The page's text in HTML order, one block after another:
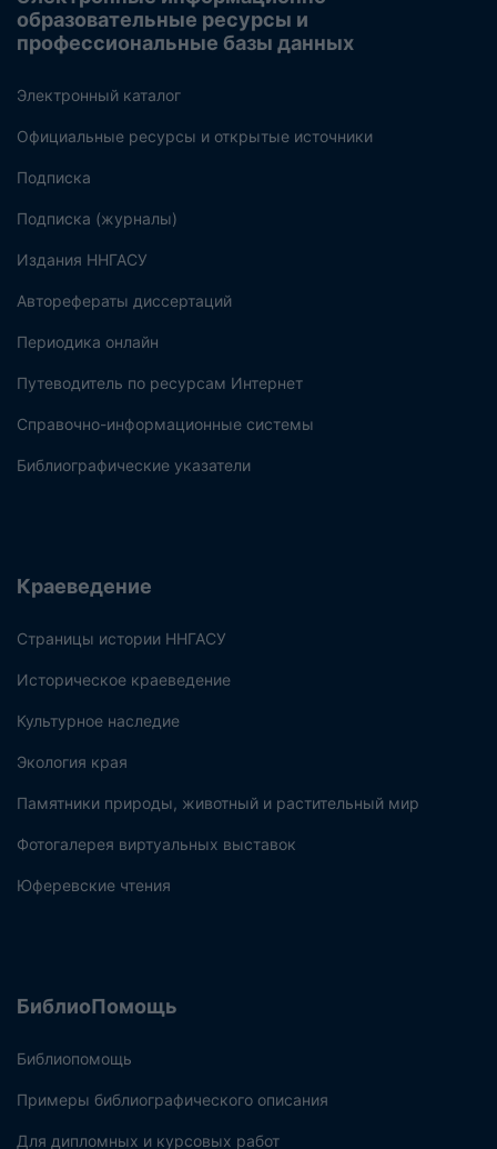
образовательные ресурсы и
профессиональные базы данных
Электронный каталог
Официальные ресурсы и открытые источники
Подписка
Подписка (журналы)
Издания ННГАСУ
Авторефераты диссертаций
Периодика онлайн
Путеводитель по ресурсам Интернет
Справочно-информационные системы
Библиографические указатели
Краеведение
Страницы истории ННГАСУ
Историческое краеведение
Культурное наследие
Экология края
Памятники природы, животный и растительный мир
Фотогалерея виртуальных выставок
Юферевские чтения
БиблиоПомощь
Библиопомощь
Примеры библиографического описания
Для дипломных и курсовых работ